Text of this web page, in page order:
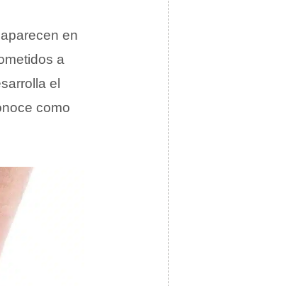
en
a
el
como